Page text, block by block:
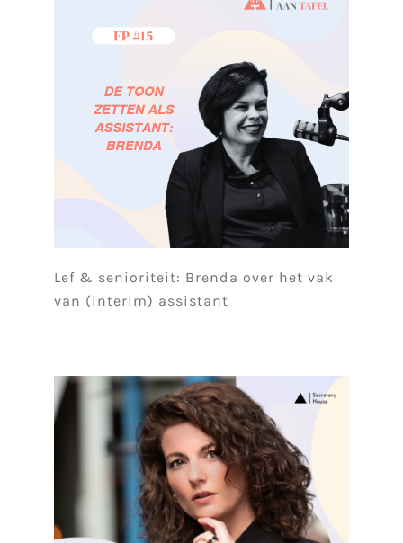
Lef & senioriteit: Brenda over het vak
van (interim) assistant